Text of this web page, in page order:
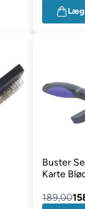
Buster
Karte
189,00